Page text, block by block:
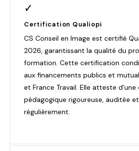
✓
Certification Qualiopi
CS Conseil en Image est certifié
2026, garantissant la qualité du
formation. Cette certification
aux financements publics et
et France Travail. Elle atteste d'une
pédagogique rigoureuse, auditée
régulièrement.